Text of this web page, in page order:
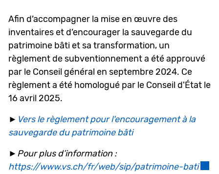
Afin d’accompagner la mise en œuvre des
inventaires et d’encourager la sauvegarde du
patrimoine bâti et sa transformation, un
règlement de subventionnement a été approuvé
par le Conseil général en septembre 2024. Ce
règlement a été homologué par le Conseil d'État le
16 avril 2025.
► Vers le règlement pour l'encouragement à la
sauvegarde du patrimoine bâti
►Pour plus d’information :
https://www.vs.ch/fr/web/sip/patrimoine-batiCe